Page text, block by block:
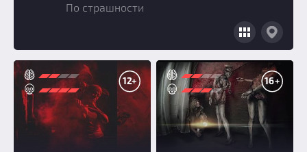
Партнерам
По страшности
12+ 16+